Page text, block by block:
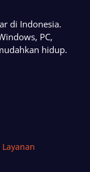
di Indonesia.
PC,
hidup.